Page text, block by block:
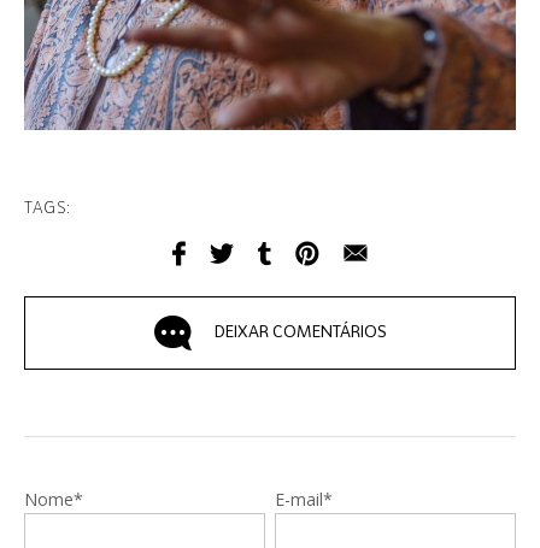
TAGS:
DEIXAR COMENTÁRIOS
Nome* E-mail*